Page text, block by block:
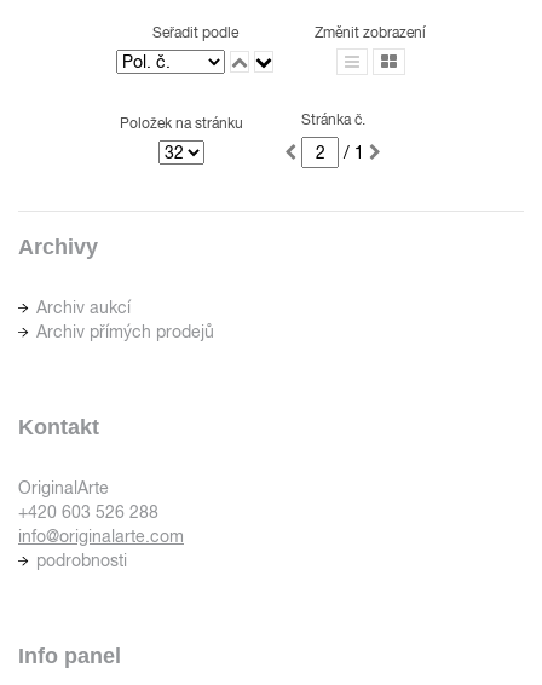
Seřadit podle Změnit zobrazení
Položek na stránku Stránka č.
/ 1
Archivy
Archiv aukcí
Archiv přímých prodejů
Kontakt
OriginalArte
+420 603 526 288
info@originalarte.com
podrobnosti
Info panel